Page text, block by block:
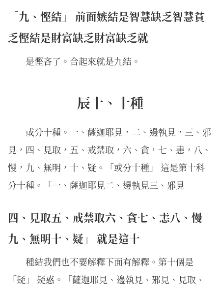
「九、慳結」 前面嫉結是智慧缺乏智慧貧
乏慳結是財富缺乏財富缺乏就
是慳吝了。合起來就是九結。
辰十、十種
或分十種。一、薩迦耶見，二、邊執見，三、邪
見，四、見取，五、戒禁取，六、貪，七、恚，八、
慢，九、無明，十、疑。「或分十種」 這是第十科
分十種。「一、薩迦耶見二、邊執見三、邪見
四、見取五、戒禁取六、貪七、恚八、慢
九、無明十、疑」 就是這十
種結我們也不要解釋下面有解釋。第十個是
「疑」 疑惑。「薩迦耶見、邊執見、邪見、見取、